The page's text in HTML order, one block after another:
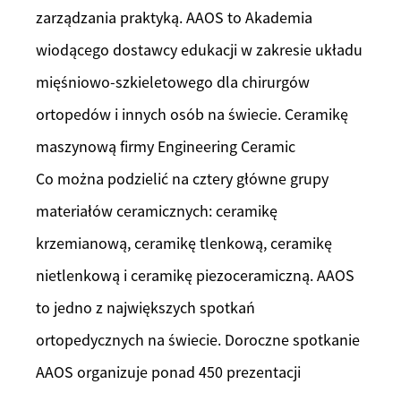
zarządzania praktyką. AAOS to Akademia
wiodącego dostawcy edukacji w zakresie układu
mięśniowo-szkieletowego dla chirurgów
ortopedów i innych osób na świecie. Ceramikę
maszynową firmy Engineering Ceramic
Co można podzielić na cztery główne grupy
materiałów ceramicznych: ceramikę
krzemianową, ceramikę tlenkową, ceramikę
nietlenkową i ceramikę piezoceramiczną. AAOS
to jedno z największych spotkań
ortopedycznych na świecie. Doroczne spotkanie
AAOS organizuje ponad 450 prezentacji